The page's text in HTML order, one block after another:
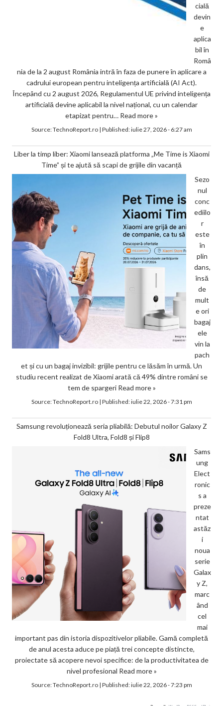
cială
devin
e
aplica
bil în
Româ
nia de la 2 august România intră în faza de punere în aplicare a
cadrului european pentru inteligența artificială (AI Act).
Începând cu 2 august 2026, Regulamentul UE privind inteligența
artificială devine aplicabil la nivel național, cu un calendar
etapizat pentru… Read more »
Source:TechnoReport.ro| Published:iulie 27, 2026 - 6:27 am
Liber la timp liber: Xiaomi lansează platforma „Me Time is Xiaomi
Time” și te ajută să scapi de grijile din vacanță
Sezo
nul
conc
ediilo
r
este
în
plin
dans,
însă
de
mult
e ori
bagaj
ele
vin la
pach
et și cu un bagaj invizibil: grijile pentru ce lăsăm în urmă. Un
studiu recent realizat de Xiaomi arată că 49% dintre români se
tem de spargeri Read more »
Source:TechnoReport.ro| Published:iulie 22, 2026 - 7:31 pm
Samsung revoluționează seria pliabilă: Debutul noilor Galaxy Z
Fold8 Ultra, Fold8 și Flip8
Sams
ung
Elect
ronic
s a
preze
ntat
astăz
i
noua
serie
Galax
y Z,
marc
ând
cel
mai
important pas din istoria dispozitivelor pliabile. Gamă completă
de anul acesta aduce pe piață trei concepte distincte,
proiectate să acopere nevoi specifice: de la productivitatea de
nivel profesional Read more »
Source:TechnoReport.ro| Published:iulie 22, 2026 - 7:23 pm